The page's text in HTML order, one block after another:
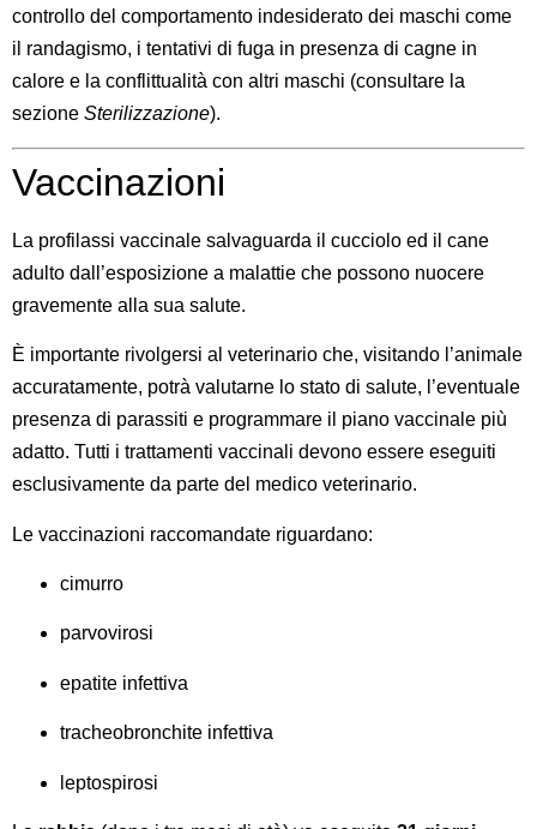
controllo del comportamento indesiderato dei maschi come
il randagismo, i tentativi di fuga in presenza di cagne in
calore e la conflittualità con altri maschi (consultare la
sezione Sterilizzazione).
Vaccinazioni
La profilassi vaccinale salvaguarda il cucciolo ed il cane
adulto dall’esposizione a malattie che possono nuocere
gravemente alla sua salute.
È importante rivolgersi al veterinario che, visitando l’animale
accuratamente, potrà valutarne lo stato di salute, l’eventuale
presenza di parassiti e programmare il piano vaccinale più
adatto. Tutti i trattamenti vaccinali devono essere eseguiti
esclusivamente da parte del medico veterinario.
Le vaccinazioni raccomandate riguardano:
cimurro
parvovirosi
epatite infettiva
tracheobronchite infettiva
leptospirosi